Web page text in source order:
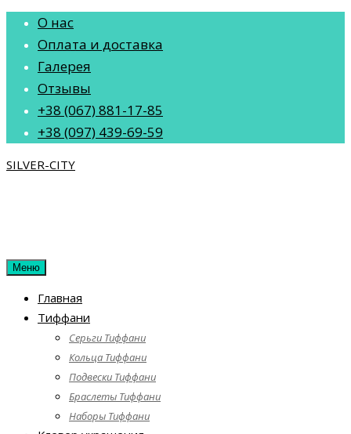
Перейти
содержанию
О нас
Оплата и доставка
Галерея
Отзывы
+38 (067) 881-17-85
+38 (097) 439-69-59
SILVER-CITY
Меню
Главная
Тиффани
Серьги Тиффани
Кольца Тиффани
Подвески Тиффани
Браслеты Тиффани
Наборы Тиффани